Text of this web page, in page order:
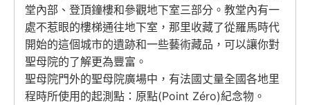
堂內部、登頂鐘樓和參觀地下室三部分。教堂內有一
處不惹眼的樓梯通往地下室，那里收藏了從羅馬時代
開始的這個城市的遺跡和一些藝術藏品，可以讓你對
聖母院的了解更為豐富。
聖母院門外的聖母院廣場中，有法國丈量全國各地里
程時所使用的起測點：原點(Point Zéro)紀念物。